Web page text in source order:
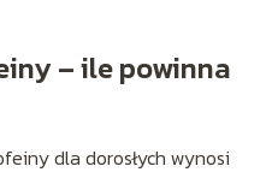
– ile powinna
dla dorosłych wynosi